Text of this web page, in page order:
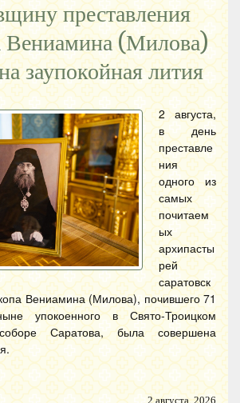
преставления
Вениамина (Милова)
заупокойная лития
2 августа,
в день
преставле
ния
одного из
самых
почитаем
ых
архипасты
рей
саратовск
Вениамина (Милова), почившего 71
упокоенного в Свято-Троицком
Саратова, была совершена
2 августа, 2026